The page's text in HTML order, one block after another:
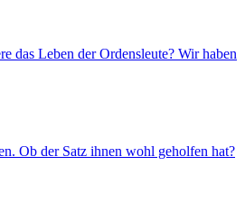
das Leben der Ordensleute? Wir haben
Ob der Satz ihnen wohl geholfen hat?